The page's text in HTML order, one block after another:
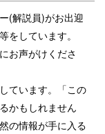
(解説員)がお出迎
をしています。
お声がけくださ
ています。「この
かもしれません
の情報が手に入る